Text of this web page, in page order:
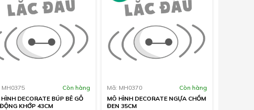
MH0375
Còn hàng
DECORATE BÚP BÊ GỖ
KHỚP 43CM
Mã: MH0370
Còn hàng
MÔ HÌNH DECORATE NGỰA CHỒM
ĐEN 35CM